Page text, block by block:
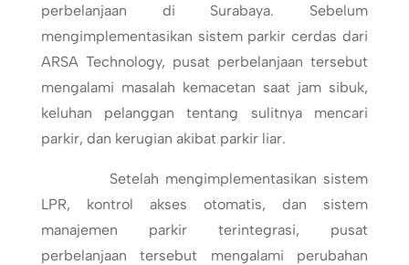
perbelanjaan di Surabaya. Sebelum
mengimplementasikan sistem parkir cerdas dari
ARSA Technology, pusat perbelanjaan tersebut
mengalami masalah kemacetan saat jam sibuk,
keluhan pelanggan tentang sulitnya mencari
parkir, dan kerugian akibat parkir liar.
Setelah mengimplementasikan sistem
LPR, kontrol akses otomatis, dan sistem
manajemen parkir terintegrasi, pusat
perbelanjaan tersebut mengalami perubahan